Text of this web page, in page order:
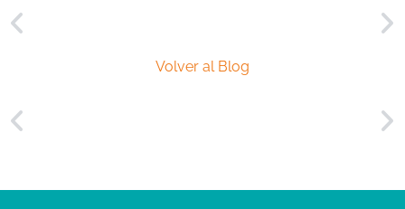
Volver al Blog